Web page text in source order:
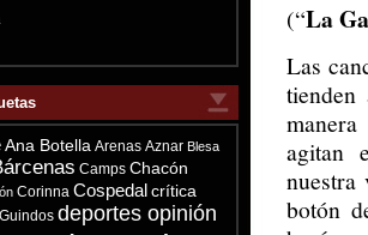
Ana Botella Arenas Aznar Blesa
Camps Chacón
Corinna Cospedal crítica
deportes opinión
(“La
Las
tienden
agitan
nuestra
botón